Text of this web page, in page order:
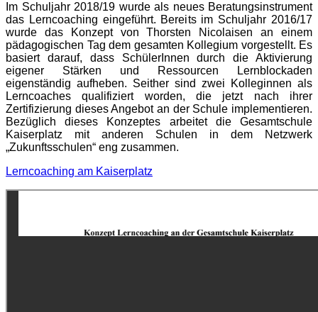
Im Schuljahr 2018/19 wurde als neues Beratungsinstrument
das Lerncoaching eingeführt. Bereits im Schuljahr 2016/17
wurde das Konzept von Thorsten Nicolaisen an einem
pädagogischen Tag dem gesamten Kollegium vorgestellt. Es
basiert darauf, dass SchülerInnen durch die Aktivierung
eigener Stärken und Ressourcen Lernblockaden
eigenständig aufheben. Seither sind zwei Kolleginnen als
Lerncoaches qualifiziert worden, die jetzt nach ihrer
Zertifizierung dieses Angebot an der Schule implementieren.
Bezüglich dieses Konzeptes arbeitet die Gesamtschule
Kaiserplatz mit anderen Schulen in dem Netzwerk
„Zukunftsschulen“ eng zusammen.
Lerncoaching am Kaiserplatz